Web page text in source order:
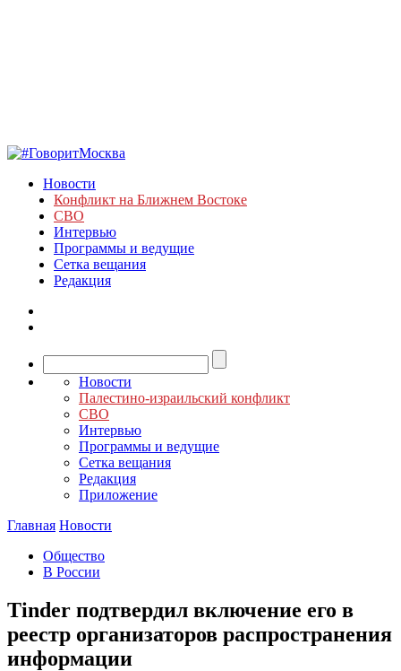
Новости
Конфликт на Ближнем Востоке
СВО
Интервью
Программы и ведущие
Сетка вещания
Редакция
Новости
Палестино-израильский конфликт
СВО
Интервью
Программы и ведущие
Сетка вещания
Редакция
Приложение
Главная Новости
Общество
В России
Tinder подтвердил включение его в
реестр организаторов распространения
информации